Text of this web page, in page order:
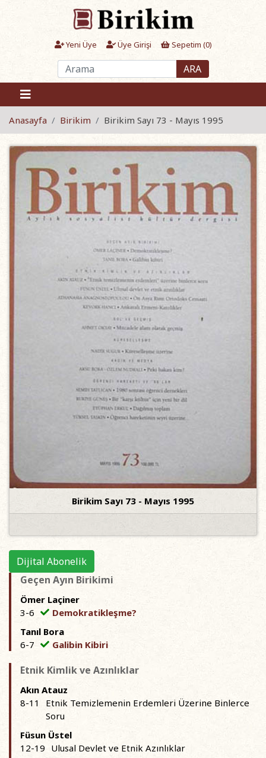
Yeni Üye Üye Girişi Sepetim (0)
ARA
Anasayfa Birikim Birikim Sayı 73 - Mayıs 1995
Birikim Sayı 73 - Mayıs 1995
Dijital Abonelik
Geçen Ayın Birikimi
Ömer Laçiner
3-6
Demokratikleşme?
Tanıl Bora
6-7
Galibin Kibiri
Etnik Kimlik ve Azınlıklar
Akın Atauz
8-11
Etnik Temizlemenin Erdemleri Üzerine Binlerce
Soru
Füsun Üstel
12-19 Ulusal Devlet ve Etnik Azınlıklar